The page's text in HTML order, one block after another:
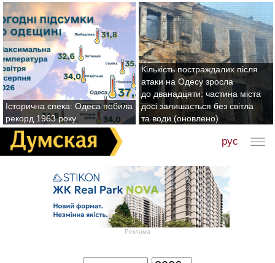
Історична спека: Одеса побила
рекорд 1963 року
Кількість постраждалих після
атаки на Одесу зросла
до дванадцяти: частина міста
досі залишається без світла
та води (оновлено)
рус
Реклама